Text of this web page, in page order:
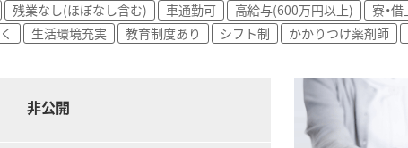
残業なし(ほぼなし含む) 車通勤可 高給与(600万円以上)
寮・
生活環境充実 教育制度あり シフト制 かかりつけ薬剤師
非公開